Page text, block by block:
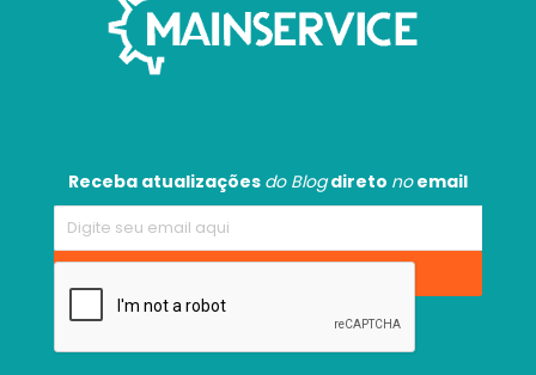
Receba atualizações do Blogdireto noemail